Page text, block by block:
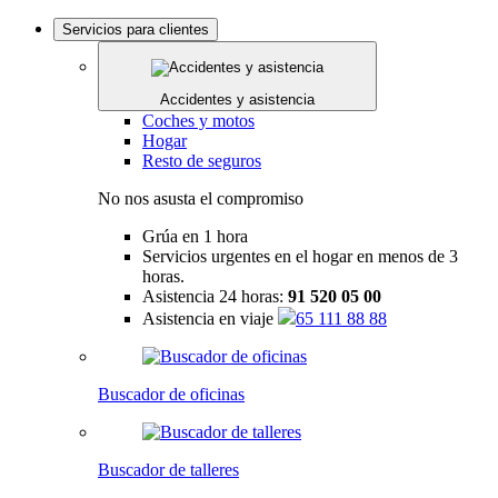
Servicios para clientes
Accidentes y asistencia
Coches y motos
Hogar
Resto de seguros
No nos asusta el compromiso
Grúa en 1 hora
Servicios urgentes en el hogar en menos de 3
horas.
Asistencia 24 horas: 91 520 05 00
Asistencia en viaje
65 111 88 88
Buscador de oficinas
Buscador de talleres